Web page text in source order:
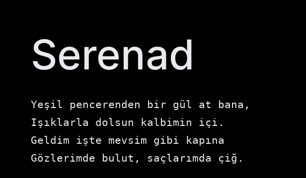
Serenad
Yeşil pencerenden bir gül at bana,
Işıklarla dolsun kalbimin içi.
Geldim işte mevsim gibi kapına
Gözlerimde bulut, saçlarımda çiğ.